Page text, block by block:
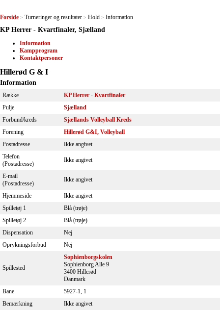
Forside > Turneringer og resultater > Hold > Information
KP Herrer - Kvartfinaler, Sjælland
Information
Kampprogram
Kontaktpersoner
Hillerød G & I
Information
Række
KP Herrer - Kvartfinaler
Pulje
Sjælland
Forbund/kreds
Sjællands Volleyball Kreds
Forening
Hillerød G&I, Volleyball
Postadresse
Ikke angivet
Telefon
(Postadresse)
Ikke angivet
E-mail
(Postadresse)
Ikke angivet
Hjemmeside
Ikke angivet
Spilletøj 1
Blå (trøje)
Spilletøj 2
Blå (trøje)
Dispensation
Nej
Oprykningsforbud
Nej
Spillested
Sophienborgskolen
Sophienborg Alle 9
3400 Hillerød
Danmark
Bane
5927-1, 1
Bemærkning
Ikke angivet